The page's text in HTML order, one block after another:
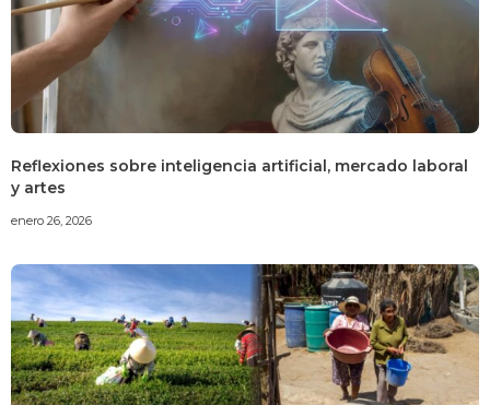
Reflexiones sobre inteligencia artificial, mercado laboral
y artes
enero 26, 2026